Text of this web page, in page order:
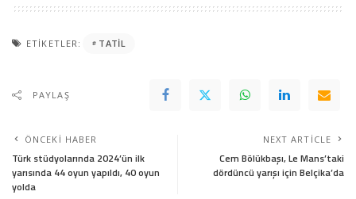
ETIKETLER: TATIL
PAYLAŞ
ÖNCEKI HABER
Türk stüdyolarında 2024’ün ilk
yarısında 44 oyun yapıldı, 40 oyun
yolda
NEXT ARTICLE
Cem Bölükbaşı, Le Mans’taki
dördüncü yarışı için Belçika’da